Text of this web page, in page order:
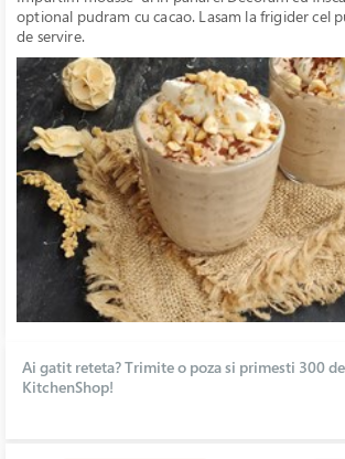
optional pudram cu cacao. Lasam la frigider cel
de servire.
Ai gatit reteta? Trimite o poza si primesti 300
KitchenShop!